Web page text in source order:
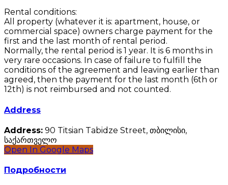
Rental conditions:
All property (whatever it is: apartment, house, or
commercial space) owners charge payment for the
first and the last month of rental period.
Normally, the rental period is 1 year. It is 6 months in
very rare occasions. In case of failure to fulfill the
conditions of the agreement and leaving earlier than
agreed, then the payment for the last month (6th or
12th) is not reimbursed and not counted.
Address
Address: 90 Titsian Tabidze Street, თბილისი,
საქართველო
Open In Google Maps
Подробности